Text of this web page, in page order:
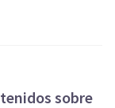
sobre